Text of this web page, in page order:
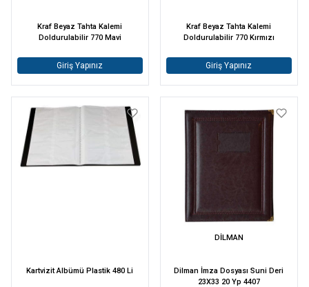
Kraf Beyaz Tahta Kalemi
Doldurulabilir 770 Mavi
Giriş Yapınız
Kraf Beyaz Tahta Kalemi
Doldurulabilir 770 Kırmızı
Giriş Yapınız
Kartvizit Albümü Plastik 480 Li
DİLMAN
Dilman İmza Dosyası Suni Deri
23X33 20 Yp 4407